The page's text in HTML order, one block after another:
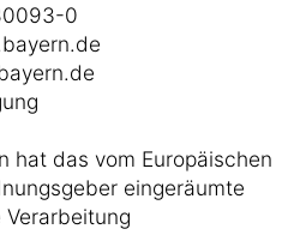
0
hat das vom Europäischen
eingeräumte